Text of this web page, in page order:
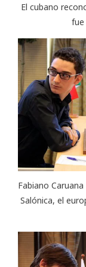
El cubano
fue
Fabiano
Salónica, el